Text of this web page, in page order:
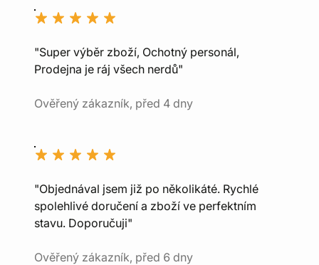
"Super výběr zboží, Ochotný personál,
Prodejna je ráj všech nerdů"
Ověřený zákazník, před 4 dny
"Objednával jsem již po několikáté. Rychlé
spolehlivé doručení a zboží ve perfektním
stavu. Doporučuji"
Ověřený zákazník, před 6 dny